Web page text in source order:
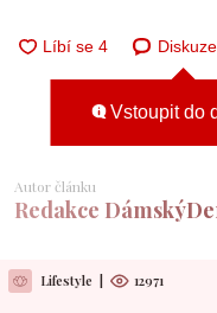
Diskuze
Vstoupit do
Autor článku
Redakce
Lifestyle 12971